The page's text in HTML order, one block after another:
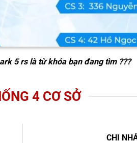
5 rslà từ khóa bạn đang tìm ???
4 CƠ SỞ
CHI